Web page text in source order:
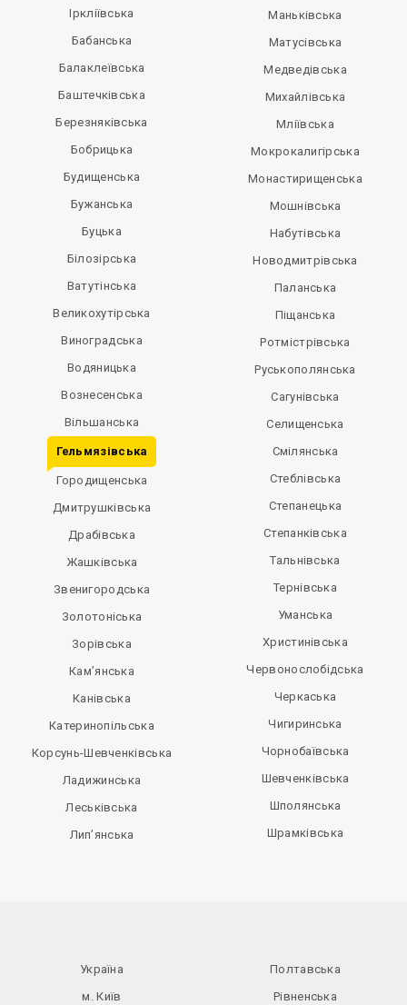
Іркліївська
Бабанська
Балаклеївська
Баштечківська
Березняківська
Бобрицька
Будищенська
Бужанська
Буцька
Білозірська
Ватутінська
Великохутірська
Виноградська
Водяницька
Вознесенська
Вільшанська
Гельмязівська
Городищенська
Дмитрушківська
Драбівська
Жашківська
Звенигородська
Золотоніська
Зорівська
Кам’янська
Канівська
Катеринопільська
Корсунь-Шевченківська
Ладижинська
Леськівська
Лип’янська
Маньківська
Матусівська
Медведівська
Михайлівська
Мліївська
Мокрокалигірська
Монастирищенська
Мошнівська
Набутівська
Новодмитрівська
Паланська
Піщанська
Ротмістрівська
Руськополянська
Сагунівська
Селищенська
Смілянська
Стеблівська
Степанецька
Степанківська
Тальнівська
Тернівська
Уманська
Христинівська
Червонослобідська
Черкаська
Чигиринська
Чорнобаївська
Шевченківська
Шполянська
Шрамківська
Україна
м. Київ
Полтавська
Рівненська